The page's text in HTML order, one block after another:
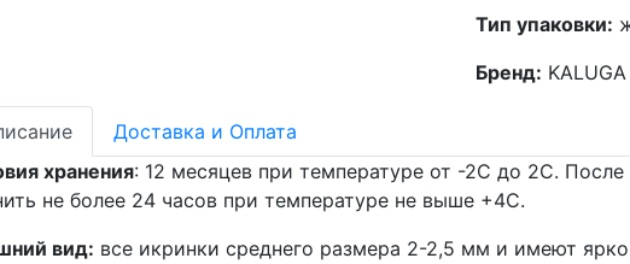
Тип упаковки:
Бренд:
Доставка и Оплата
хранения: 12 месяцев при температуре от -2С до 2С.
не более 24 часов при температуре не выше +4С.
вид: все икринки среднего размера 2-2,5 мм и имеют